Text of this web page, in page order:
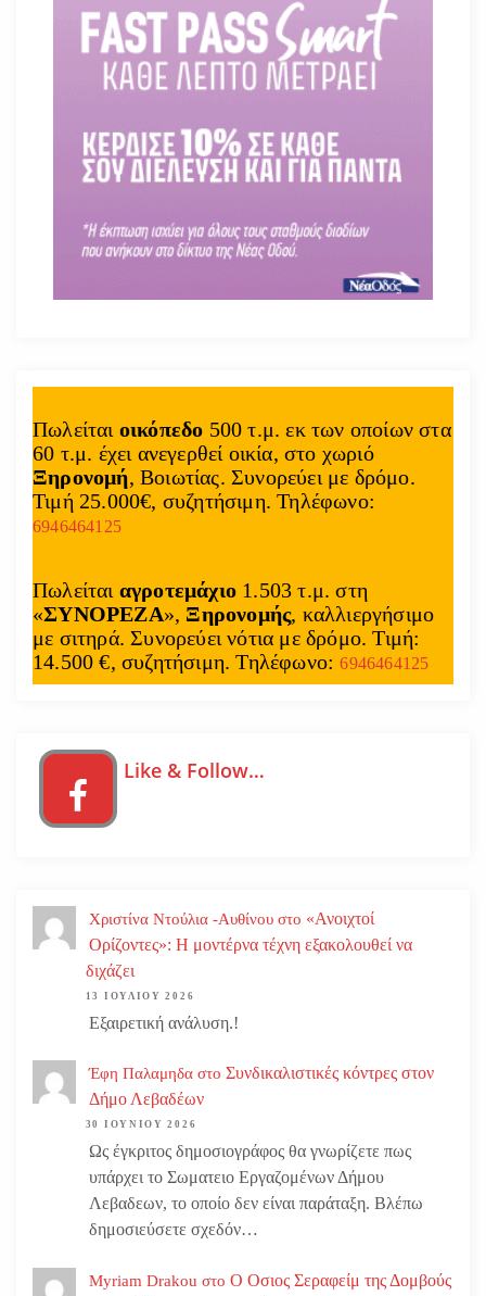
Πωλείται οικόπεδο 500 τ.μ. εκ των οποίων στα
60 τ.μ. έχει ανεγερθεί οικία, στο χωριό
Ξηρονομή, Βοιωτίας. Συνορεύει με δρόμο.
Τιμή 25.000€, συζητήσιμη. Τηλέφωνο:
6946464125
Πωλείται αγροτεμάχιο 1.503 τ.μ. στη
«ΣΥΝΟΡΕΖΑ», Ξηρονομής, καλλιεργήσιμο
με σιτηρά. Συνορεύει νότια με δρόμο. Τιμή:
14.500 €, συζητήσιμη. Τηλέφωνο:6946464125
Like & Follow…
Χριστίνα Ντούλια -Αυθίνου στο «Ανοιχτοί
Ορίζοντες»: Η μοντέρνα τέχνη εξακολουθεί να
διχάζει
13 ΙΟΥΛΊΟΥ 2026
Εξαιρετική ανάλυση.!
Έφη Παλαμηδα στο Συνδικαλιστικές κόντρες στον
Δήμο Λεβαδέων
30 ΙΟΥΝΊΟΥ 2026
Ως έγκριτος δημοσιογράφος θα γνωρίζετε πως
υπάρχει το Σωματειο Εργαζομένων Δήμου
Λεβαδεων, το οποίο δεν είναι παράταξη. Βλέπω
δημοσιεύσετε σχεδόν…
Myriam Drakou στο Ο Οσιος Σεραφείμ της Δομβούς